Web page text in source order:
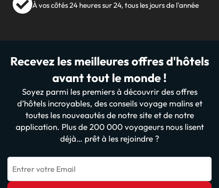
À vos côtés 24 heures sur 24, tous les jours de l'année
Recevez les meilleures offres d'hôtels
avant tout le monde !
Soyez parmi les premiers à découvrir des offres
d’hôtels incroyables, des conseils voyage malins et
toutes les nouveautés de notre site et de notre
application. Plus de 200 000 voyageurs nous lisent
déjà… prêt à les rejoindre ?
Entrer votre Email